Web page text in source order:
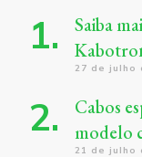
Saiba
27 de julho
Cabos
modelo
21 de julho